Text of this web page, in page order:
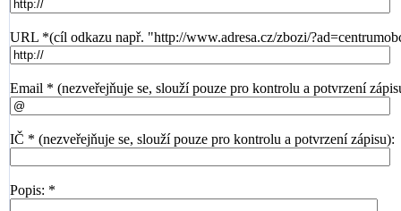
URL *(cíl odkazu např. "http://www.adresa.cz/zbozi/
Email * (nezveřejňuje se, slouží pouze pro kontrolu a potvrzení
IČ * (nezveřejňuje se, slouží pouze pro kontrolu a potvrzení zápisu):
Popis: *